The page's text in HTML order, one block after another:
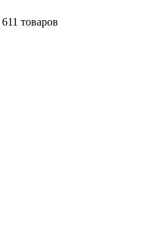
611 товаров